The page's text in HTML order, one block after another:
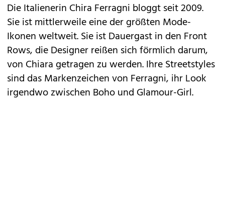
Die Italienerin Chira Ferragni bloggt seit 2009.
Sie ist mittlerweile eine der größten Mode-
Ikonen weltweit. Sie ist Dauergast in den Front
Rows, die Designer reißen sich förmlich darum,
von Chiara getragen zu werden. Ihre Streetstyles
sind das Markenzeichen von Ferragni, ihr Look
irgendwo zwischen Boho und Glamour-Girl.